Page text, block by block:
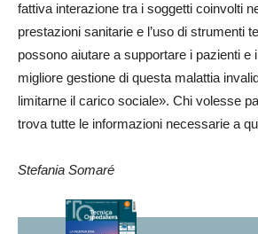
fattiva interazione tra i soggetti coinvolti
prestazioni sanitarie e l’uso di strumenti
possono aiutare a supportare i pazienti e
migliore gestione di questa malattia
limitarne il carico sociale». Chi volesse
trova tutte le informazioni necessarie a
Stefania Somaré